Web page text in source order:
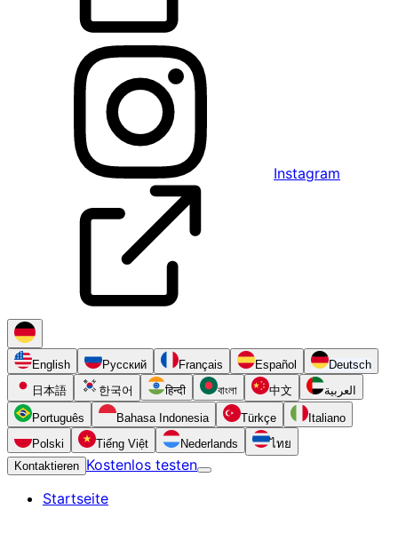
Instagram
English Русский Français Español
Deutsch
日本語
한국어 हिन्दी বাংলা 中文 العربية
Português Bahasa Indonesia Türkçe
Italiano
Polski
Tiếng Việt Nederlands
ไทย
Kontaktieren Kostenlos testen
Startseite